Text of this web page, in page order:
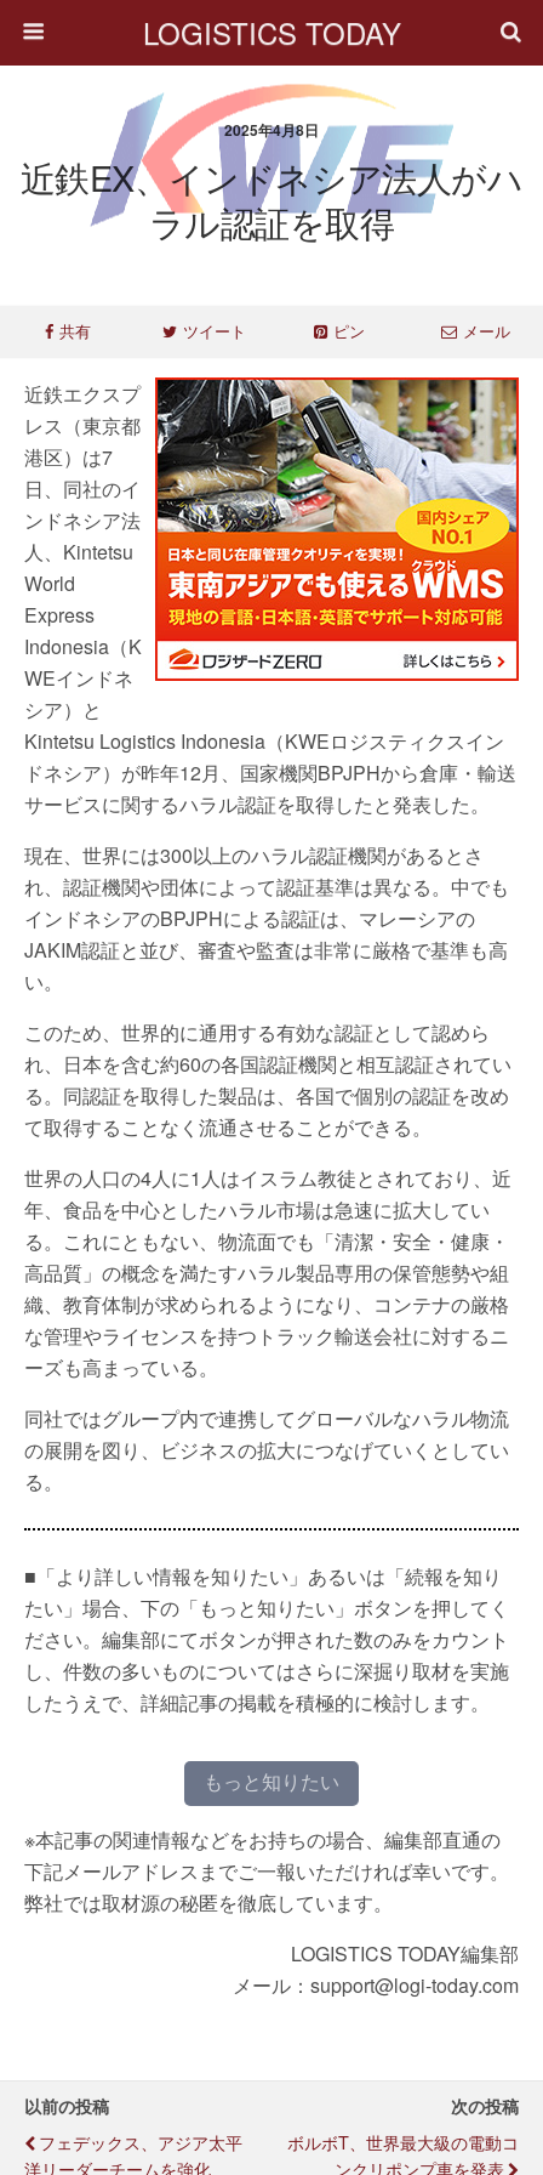
LOGISTICS TODAY
2025年4月8日
近鉄EX、インドネシア法人がハ
ラル認証を取得
共有 ツイート ピン メール
近鉄エクスプ
レス（東京都
港区）は7
日、同社のイ
ンドネシア法
人、Kintetsu
World
Express
Indonesia（K
WEインドネ
シア）と
Kintetsu Logistics Indonesia（KWEロジスティクスイン
ドネシア）が昨年12月、国家機関BPJPHから倉庫・輸送
サービスに関するハラル認証を取得したと発表した。
現在、世界には300以上のハラル認証機関があるとさ
れ、認証機関や団体によって認証基準は異なる。中でも
インドネシアのBPJPHによる認証は、マレーシアの
JAKIM認証と並び、審査や監査は非常に厳格で基準も高
い。
このため、世界的に通用する有効な認証として認めら
れ、日本を含む約60の各国認証機関と相互認証されてい
る。同認証を取得した製品は、各国で個別の認証を改め
て取得することなく流通させることができる。
世界の人口の4人に1人はイスラム教徒とされており、近
年、食品を中心としたハラル市場は急速に拡大してい
る。これにともない、物流面でも「清潔・安全・健康・
高品質」の概念を満たすハラル製品専用の保管態勢や組
織、教育体制が求められるようになり、コンテナの厳格
な管理やライセンスを持つトラック輸送会社に対するニ
ーズも高まっている。
同社ではグループ内で連携してグローバルなハラル物流
の展開を図り、ビジネスの拡大につなげていくとしてい
る。
■「より詳しい情報を知りたい」あるいは「続報を知り
たい」場合、下の「もっと知りたい」ボタンを押してく
ださい。編集部にてボタンが押された数のみをカウント
し、件数の多いものについてはさらに深掘り取材を実施
したうえで、詳細記事の掲載を積極的に検討します。
もっと知りたい
※本記事の関連情報などをお持ちの場合、編集部直通の
下記メールアドレスまでご一報いただければ幸いです。
弊社では取材源の秘匿を徹底しています。
LOGISTICS TODAY編集部
メール：support@logi-today.com
以前の投稿
フェデックス、アジア太平
洋リーダーチームを強化
次の投稿
ボルボT、世界最大級の電動コ
ンクリポンプ車を発表